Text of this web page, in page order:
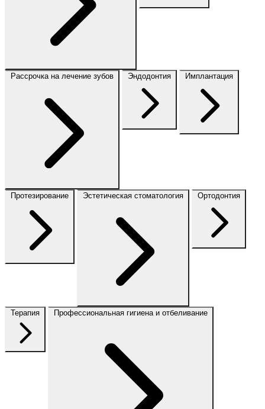
Рассрочка на лечение зубов Эндодонтия Имплантация
Протезирование Эстетическая стоматология Ортодонтия
Терапия Профессиональная гигиена и отбеливание